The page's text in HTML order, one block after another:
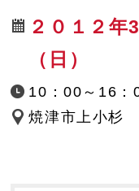
２０１２年
（日）
10：00～16：
焼津市上小杉